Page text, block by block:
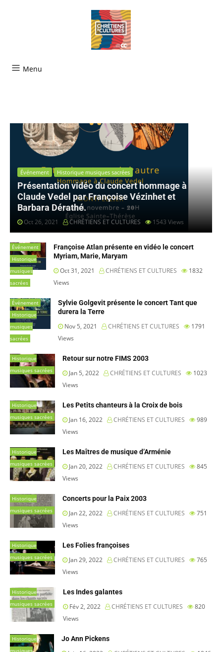
Menu
Événement Historique musiques sacrées
Présentation vidéo du concert hommage à
Claude Vedel par Françoise Vézinhet et
Barbara Dérathé.
Oct 26, 2021 CHRÉTIENS ET CULTURES 1543 Views
Événement
Historique
musiques
sacrées
Françoise Atlan présente en vidéo le concert
Myriam, Marie, Maryam
Oct 31, 2021 CHRÉTIENS ET CULTURES
1832
Views
Événement
Historique
musiques
sacrées
Sylvie Golgevit présente le concert Tant que
durera la Terre
Nov 5, 2021 CHRÉTIENS ET CULTURES
1791
Views
Historique
musiques sacrées
Retour sur notre FIMS 2003
Jan 5, 2022 CHRÉTIENS ET CULTURES
1023
Views
Historique
musiques sacrées
Les Petits chanteurs à la Croix de bois
Jan 16, 2022 CHRÉTIENS ET CULTURES
989
Views
Historique
musiques sacrées
Les Maîtres de musique d’Arménie
Jan 20, 2022 CHRÉTIENS ET CULTURES
845
Views
Historique
musiques sacrées
Concerts pour la Paix 2003
Jan 22, 2022 CHRÉTIENS ET CULTURES
751
Views
Historique
musiques sacrées
Les Folies françoises
Jan 29, 2022 CHRÉTIENS ET CULTURES
765
Views
Historique
musiques sacrées
Les Indes galantes
Fév 2, 2022 CHRÉTIENS ET CULTURES
820
Views
Historique
musiques
Jo Ann Pickens